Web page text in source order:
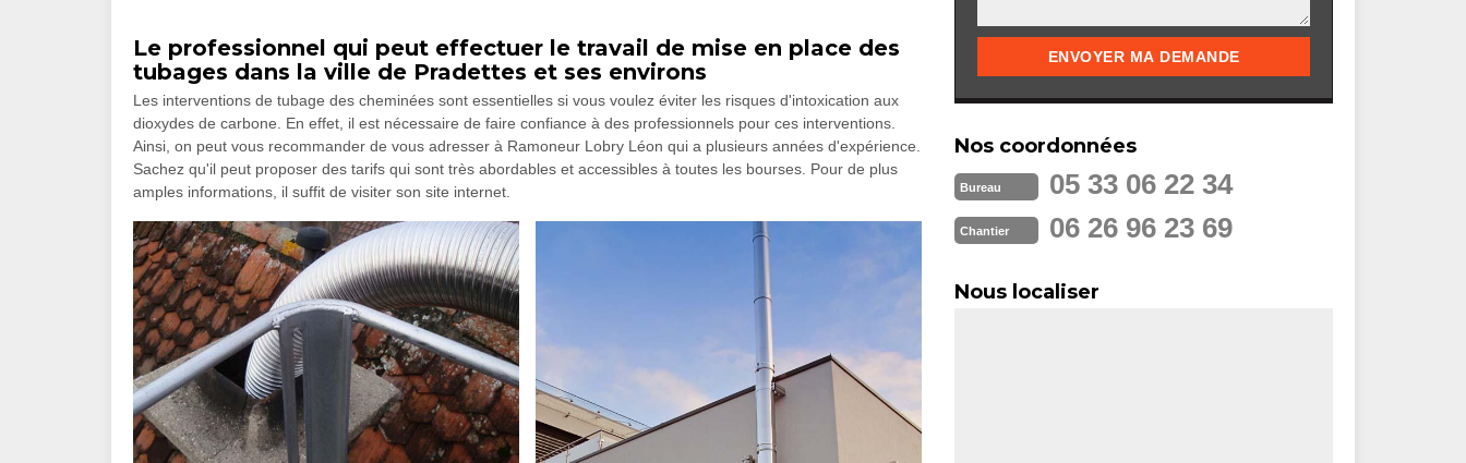
Le professionnel qui peut effectuer le travail de mise en place des
tubages dans la ville de Pradettes et ses environs
Les interventions de tubage des cheminées sont essentielles si vous voulez éviter les risques d'intoxication aux
dioxydes de carbone. En effet, il est nécessaire de faire confiance à des professionnels pour ces interventions.
Ainsi, on peut vous recommander de vous adresser à Ramoneur Lobry Léon qui a plusieurs années d'expérience.
Sachez qu'il peut proposer des tarifs qui sont très abordables et accessibles à toutes les bourses. Pour de plus
amples informations, il suffit de visiter son site internet.
Nos coordonnées
Bureau 05 33 06 22 34
Chantier 06 26 96 23 69
Nous localiser